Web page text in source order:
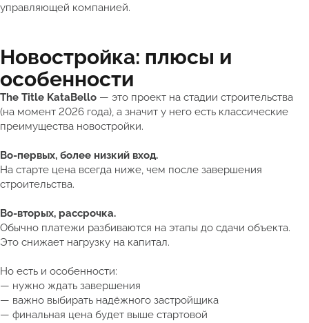
управляющей компанией.
Новостройка: плюсы и
особенности
The Title KataBello — это проект на стадии строительства
(на момент 2026 года), а значит у него есть классические
преимущества новостройки.
Во-первых, более низкий вход.
На старте цена всегда ниже, чем после завершения
строительства.
Во-вторых, рассрочка.
Обычно платежи разбиваются на этапы до сдачи объекта.
Это снижает нагрузку на капитал.
Но есть и особенности:
— нужно ждать завершения
— важно выбирать надёжного застройщика
— финальная цена будет выше стартовой